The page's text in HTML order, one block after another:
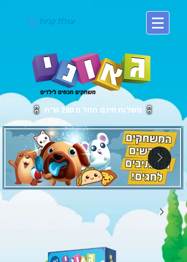
עגלת קניות
משלוח חינם החל מ 200 ש"ח